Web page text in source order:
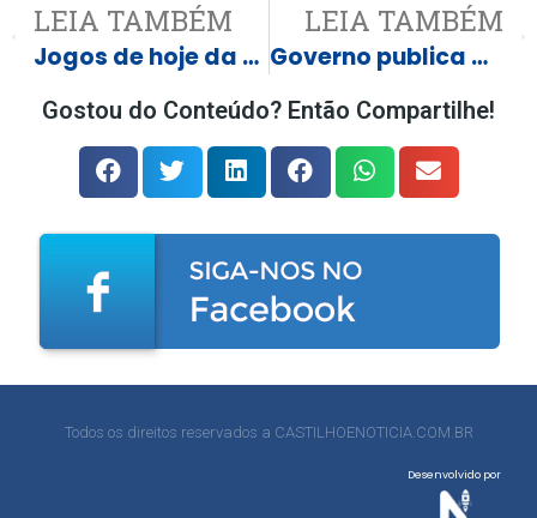
LEIA TAMBÉM
Jogos de hoje da Copinha?
LEIA TAMBÉM
Governo publica Medida Provisória que revoga as novas diretrizes sobre o Pix
Gostou do Conteúdo? Então Compartilhe!
Todos os direitos reservados a CASTILHOENOTICIA.COM.BR
Desenvolvido por